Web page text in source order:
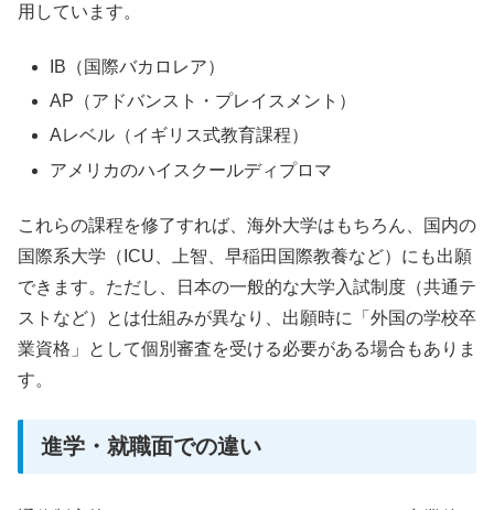
用しています。
IB（国際バカロレア）
AP（アドバンスト・プレイスメント）
Aレベル（イギリス式教育課程）
アメリカのハイスクールディプロマ
これらの課程を修了すれば、海外大学はもちろん、国内の
国際系大学（ICU、上智、早稲田国際教養など）にも出願
できます。ただし、日本の一般的な大学入試制度（共通テ
ストなど）とは仕組みが異なり、出願時に「外国の学校卒
業資格」として個別審査を受ける必要がある場合もありま
す。
進学・就職面での違い